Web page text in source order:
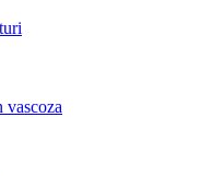
vascoza